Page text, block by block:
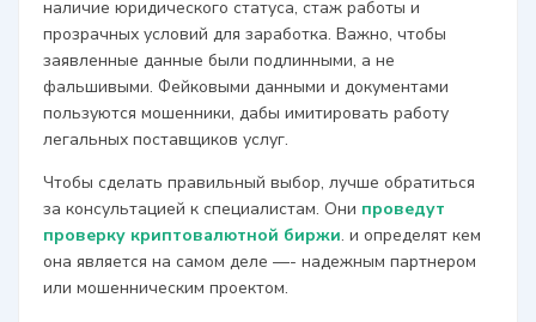
наличие юридического статуса, стаж работы и
прозрачных условий для заработка. Важно, чтобы
заявленные данные были подлинными, а не
фальшивыми. Фейковыми данными и документами
пользуются мошенники, дабы имитировать работу
легальных поставщиков услуг.
Чтобы сделать правильный выбор, лучше обратиться
за консультацией к специалистам. Они проведут
проверку криптовалютной биржи. и определят кем
она является на самом деле —- надежным партнером
или мошенническим проектом.